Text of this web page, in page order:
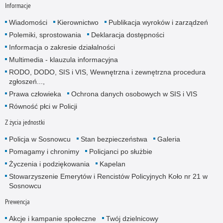
Informacje
Wiadomości Kierownictwo
Publikacja wyroków i zarządzeń
Polemiki, sprostowania
Deklaracja dostępności
Informacja o zakresie działalności
Multimedia - klauzula informacyjna
RODO, DODO, SIS i VIS, Wewnętrzna i zewnętrzna procedura
zgłoszeń...,
Prawa człowieka
Ochrona danych osobowych w SIS i VIS
Równość płci w Policji
Z życia jednostki
Policja w Sosnowcu Stan bezpieczeństwa
Galeria
Pomagamy i chronimy
Policjanci po służbie
Życzenia i podziękowania
Kapelan
Stowarzyszenie Emerytów i Rencistów Policyjnych Koło nr 21 w
Sosnowcu
Prewencja
Akcje i kampanie społeczne
Twój dzielnicowy